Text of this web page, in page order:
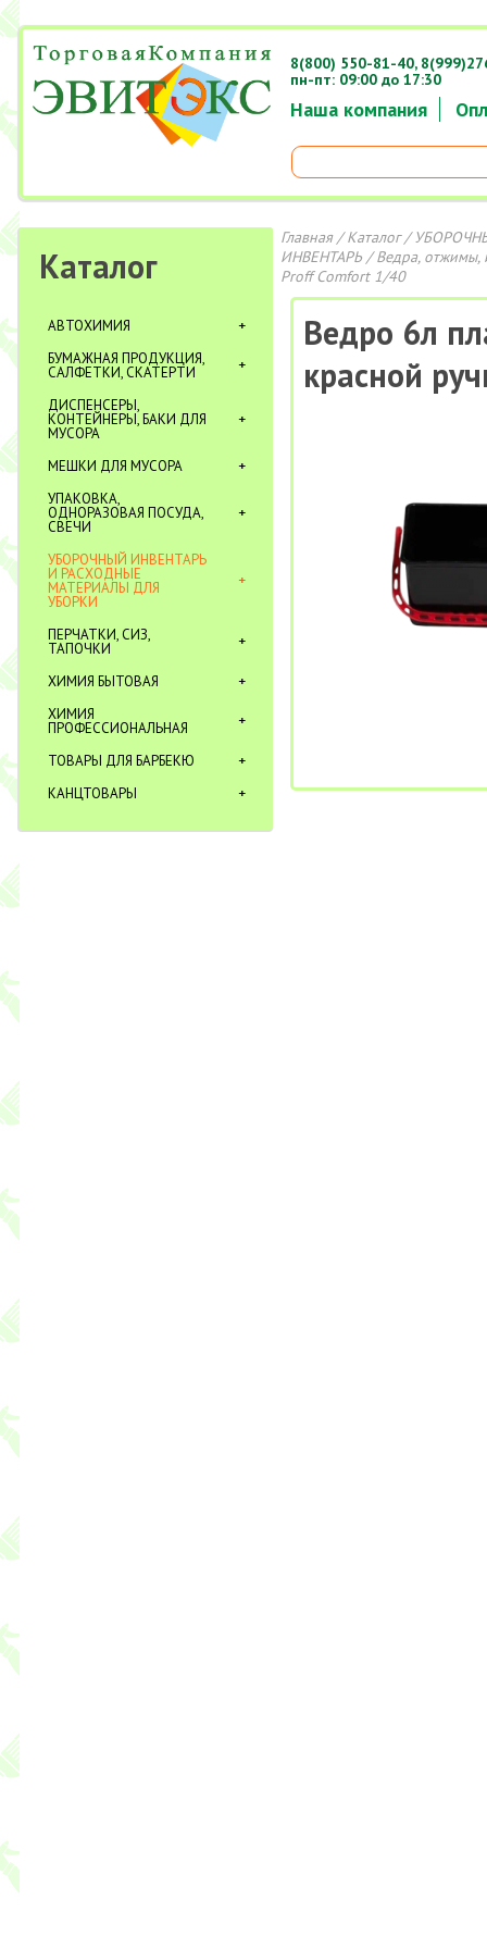
Наша компания
8(800) 550-81-40,
пн-пт: 09:00 до 17:30
Каталог
АВТОХИМИЯ
БУМАЖНАЯ ПРОДУКЦИЯ,
САЛФЕТКИ, СКАТЕРТИ
ДИСПЕНСЕРЫ,
КОНТЕЙНЕРЫ, БАКИ ДЛЯ
МУСОРА
МЕШКИ ДЛЯ МУСОРА
УПАКОВКА,
ОДНОРАЗОВАЯ ПОСУДА,
СВЕЧИ
УБОРОЧНЫЙ ИНВЕНТАРЬ
И РАСХОДНЫЕ
МАТЕРИАЛЫ ДЛЯ
УБОРКИ
ПЕРЧАТКИ, СИЗ,
ТАПОЧКИ
ХИМИЯ БЫТОВАЯ
ХИМИЯ
ПРОФЕССИОНАЛЬНАЯ
ТОВАРЫ ДЛЯ БАРБЕКЮ
КАНЦТОВАРЫ
Главная/Каталог/
ИНВЕНТАРЬ /Ведра, отжимы,
Proff Comfort 1/40
Ведро 6л
красной